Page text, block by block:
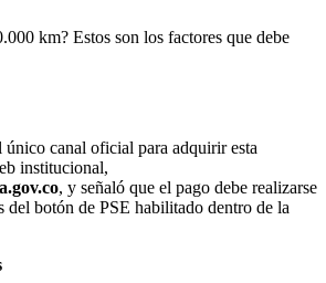
km? Estos son los factores que debe
canal oficial para adquirir esta
institucional,
, y señaló que el pago debe realizarse
del botón de PSE habilitado dentro de la